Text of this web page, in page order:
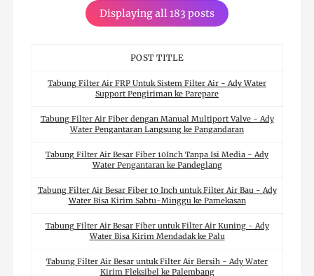
Displaying all 183 posts
POST TITLE
Tabung Filter Air FRP Untuk Sistem Filter Air - Ady Water
Support Pengiriman ke Parepare
Tabung Filter Air Fiber dengan Manual Multiport Valve - Ady
Water Pengantaran Langsung ke Pangandaran
Tabung Filter Air Besar Fiber 10Inch Tanpa Isi Media - Ady
Water Pengantaran ke Pandeglang
Tabung Filter Air Besar Fiber 10 Inch untuk Filter Air Bau - Ady
Water Bisa Kirim Sabtu-Minggu ke Pamekasan
Tabung Filter Air Besar Fiber untuk Filter Air Kuning - Ady
Water Bisa Kirim Mendadak ke Palu
Tabung Filter Air Besar untuk Filter Air Bersih - Ady Water
Kirim Fleksibel ke Palembang